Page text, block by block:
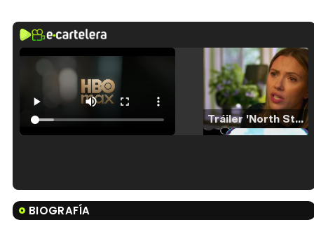
Tráiler 'North Star' (2023)
Tráiler en español de 'La isla olvidada'
BIOGRAFÍA